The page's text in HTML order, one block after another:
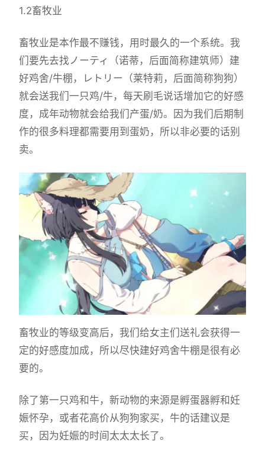
1.2畜牧业
畜牧业是本作最不赚钱，用时最久的一个系统。我
们要先去找ノーティ（诺蒂，后面简称建筑师）建
好鸡舍/牛棚，レトリー（莱特莉，后面简称狗狗）
就会送我们一只鸡/牛，每天刷毛说话增加它的好感
度，成年动物就会给我们产蛋/奶。因为我们后期制
作的很多料理都需要用到蛋奶，所以非必要的话别
卖。
畜牧业的等级变高后，我们给女主们送礼会获得一
定的好感度加成，所以尽快建好鸡舍牛棚是很有必
要的。
除了第一只鸡和牛，新动物的来源是孵蛋器孵和妊
娠怀孕，或者花高价从狗狗家买，牛的话建议是
买，因为妊娠的时间太太太长了。